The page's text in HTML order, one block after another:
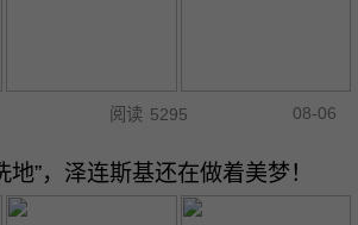
阅读 5295 08-06
地”，泽连斯基还在做着美梦！